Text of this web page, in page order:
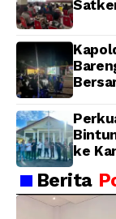
ke
Berita